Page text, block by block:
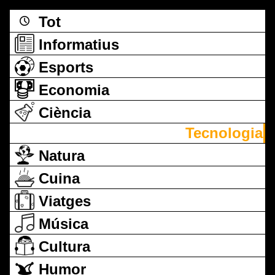
Tot
Informatius
Esports
Economia
Ciència
Tecnologia
Natura
Cuina
Viatges
Música
Cultura
Humor